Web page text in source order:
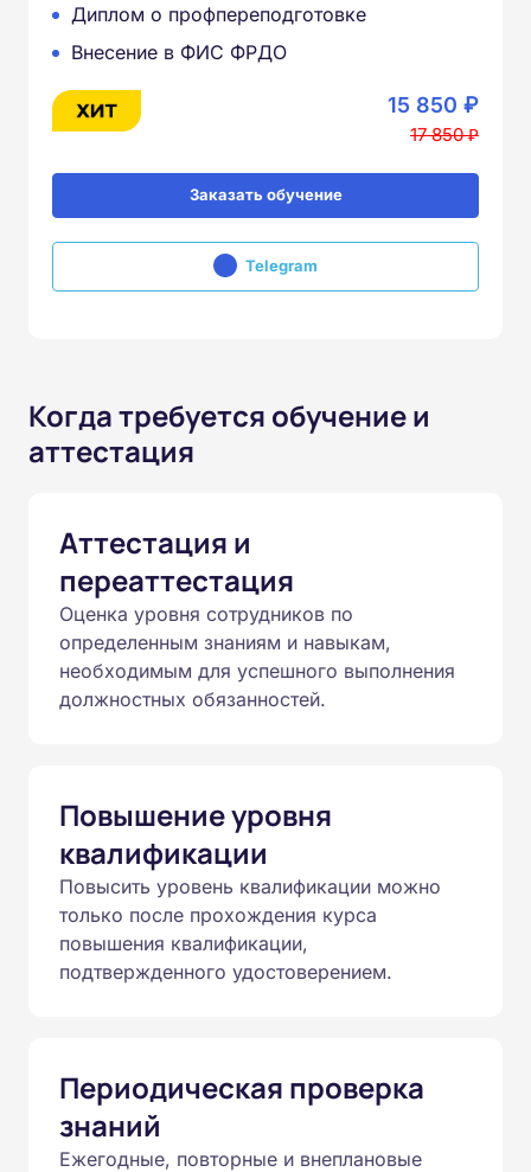
Диплом о профпереподготовке
Внесение в ФИС ФРДО
15 850 ₽
17 850 ₽
Заказать обучение
Telegram
Когда требуется обучение и
аттестация
Аттестация и
переаттестация
Оценка уровня сотрудников по
определенным знаниям и навыкам,
необходимым для успешного выполнения
должностных обязанностей.
Повышение уровня
квалификации
Повысить уровень квалификации можно
только после прохождения курса
повышения квалификации,
подтвержденного удостоверением.
Периодическая проверка
знаний
Ежегодные, повторные и внеплановые